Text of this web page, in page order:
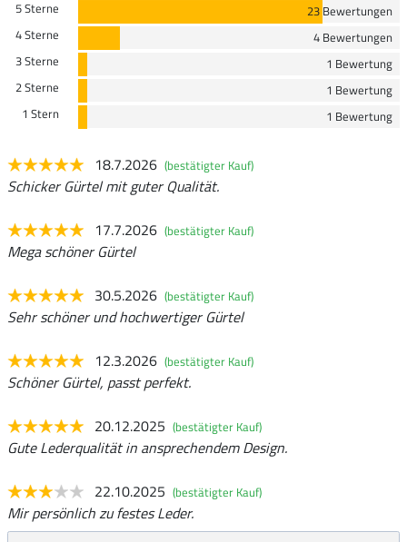
5 Sterne
23 Bewertungen
4 Sterne
4 Bewertungen
3 Sterne
1 Bewertung
2 Sterne
1 Bewertung
1 Stern
1 Bewertung
18.7.2026 (bestätigter Kauf)
Schicker Gürtel mit guter Qualität.
17.7.2026 (bestätigter Kauf)
Mega schöner Gürtel
30.5.2026 (bestätigter Kauf)
Sehr schöner und hochwertiger Gürtel
12.3.2026 (bestätigter Kauf)
Schöner Gürtel, passt perfekt.
20.12.2025 (bestätigter Kauf)
Gute Lederqualität in ansprechendem Design.
22.10.2025 (bestätigter Kauf)
Mir persönlich zu festes Leder.